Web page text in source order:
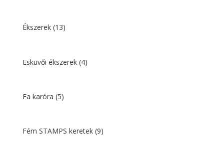
Ékszerek (13)
Esküvői ékszerek (4)
Fa karóra (5)
Fém STAMPS keretek (9)